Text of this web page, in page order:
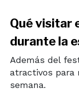
Qué visitar
durante la
Además del
atractivos para
semana.